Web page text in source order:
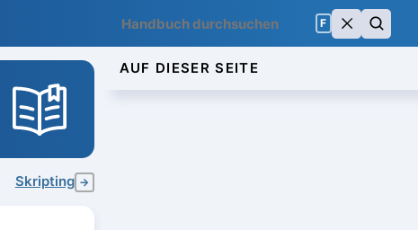
F
AUF DIESER SEITE
Skripting →